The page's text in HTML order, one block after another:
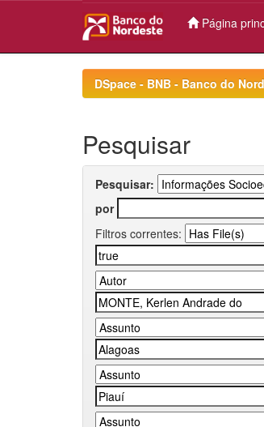
Página
DSpace - BNB - Banco do
Pesquisar
Pesquisar:
por
Filtros correntes: